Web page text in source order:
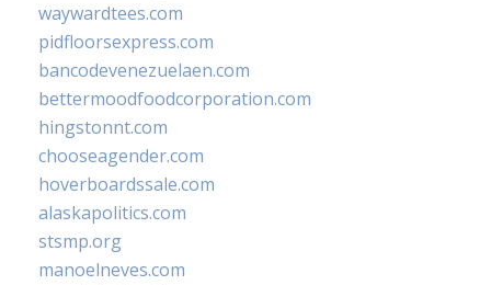
waywardtees.com
pidfloorsexpress.com
bancodevenezuelaen.com
bettermoodfoodcorporation.com
hingstonnt.com
chooseagender.com
hoverboardssale.com
alaskapolitics.com
stsmp.org
manoelneves.com